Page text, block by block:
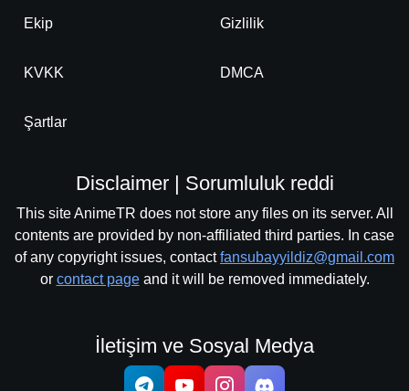
Ekip Gizlilik
KVKK DMCA
Şartlar
Disclaimer | Sorumluluk reddi
This site AnimeTR does not store any files on its server. All
contents are provided by non-affiliated third parties. In case
of any copyright issues, contactfansubayyildiz@gmail.com
or contact pageand it will be removed immediately.
İletişim ve Sosyal Medya